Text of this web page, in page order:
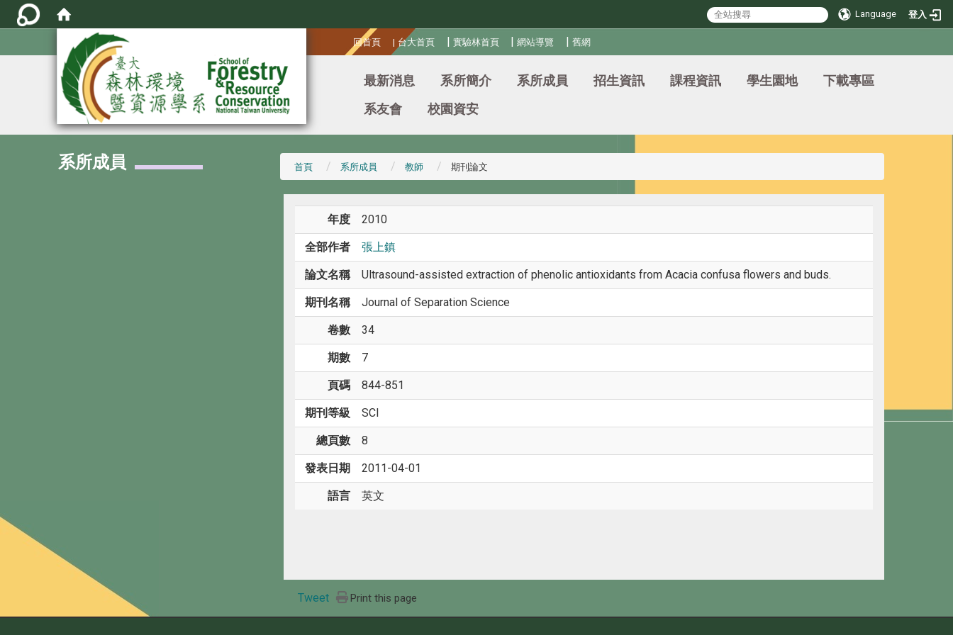
Language 登入
回首頁 | 台大首頁 | 實驗林首頁 |網站導覽 |舊網
最新消息 系所簡介 系所成員 招生資訊 課程資訊 學生園地
下載專區
系友會
校園資安
系所成員 首頁 系所成員 教師 期刊論文
年度 2010
全部作者 張上鎮
論文名稱 Ultrasound-assisted extraction of phenolic antioxidants from Acacia confusa flowers and buds.
期刊名稱 Journal of Separation Science
卷數 34
期數 7
頁碼 844-851
期刊等級 SCI
總頁數 8
發表日期 2011-04-01
語言 英文
Tweet Print this page